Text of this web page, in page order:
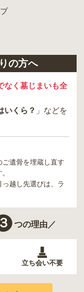
の方へ
なく墓じまいも全
いくら？ 」などを
遺骨を埋蔵し直す
越し先選びは、ラ
３ つの理由／
立ち会い不要